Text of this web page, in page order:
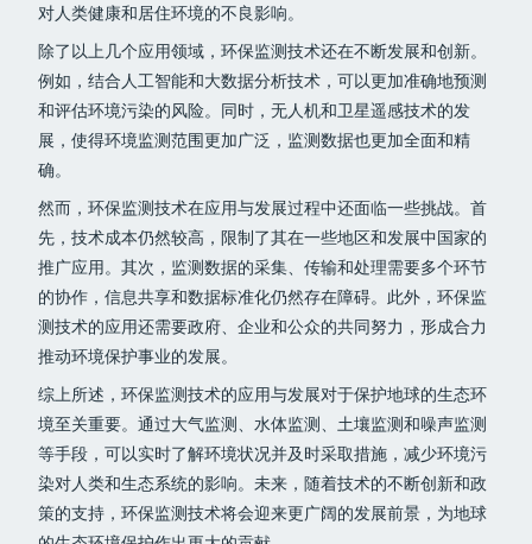
对人类健康和居住环境的不良影响。
除了以上几个应用领域，环保监测技术还在不断发展和创新。
例如，结合人工智能和大数据分析技术，可以更加准确地预测
和评估环境污染的风险。同时，无人机和卫星遥感技术的发
展，使得环境监测范围更加广泛，监测数据也更加全面和精
确。
然而，环保监测技术在应用与发展过程中还面临一些挑战。首
先，技术成本仍然较高，限制了其在一些地区和发展中国家的
推广应用。其次，监测数据的采集、传输和处理需要多个环节
的协作，信息共享和数据标准化仍然存在障碍。此外，环保监
测技术的应用还需要政府、企业和公众的共同努力，形成合力
推动环境保护事业的发展。
综上所述，环保监测技术的应用与发展对于保护地球的生态环
境至关重要。通过大气监测、水体监测、土壤监测和噪声监测
等手段，可以实时了解环境状况并及时采取措施，减少环境污
染对人类和生态系统的影响。未来，随着技术的不断创新和政
策的支持，环保监测技术将会迎来更广阔的发展前景，为地球